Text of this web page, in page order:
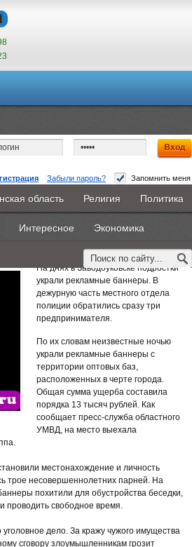
+5)
Забыли пароль? Запомнить меня
КНИГИ ВестиNet
область Религия Политика
Интересное Экономика
украли рекламные
На днях в Заводоуковске подростки
украли рекламные баннеры. В
дежурную часть местного отдела
полиции обратились сразу три
предпринимателя.
По их словам неизвестные ночью
украли рекламные баннеры с
территории оптовых баз,
расположенных в черте города.
Общая сумма ущерба составила
порядка 13 тысяч рублей. Как
сообщает пресс-служба областного
УМВД, на место выехала
местонахождение и личность
трое несовершеннолетних парней. На
похитили для обустройства беседки,
проводить свободное время.
дело. За кражу чужого имущества
сговору злоумышленникам грозит